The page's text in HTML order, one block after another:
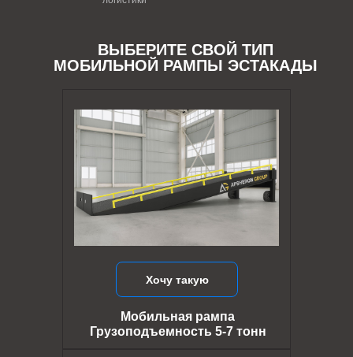
ВЫБЕРИТЕ СВОЙ ТИП
МОБИЛЬНОЙ РАМПЫ ЭСТАКАДЫ
Хочу такую
Мобильная рампа
Грузоподъемность 5-7 тонн